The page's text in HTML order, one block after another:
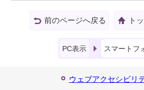
前のページへ戻る ト
PC表示 スマートフ
ウェブアクセシビリ